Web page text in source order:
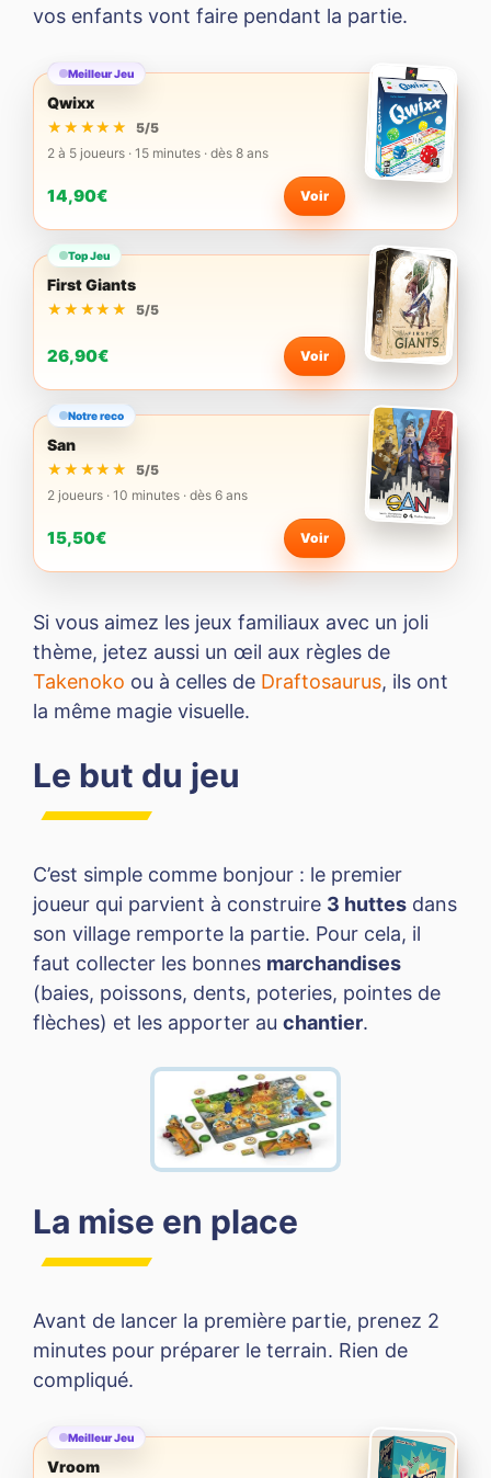
vos enfants vont faire pendant la partie.
Meilleur Jeu
Qwixx
★★★★★
★★★★★
5/5
2 à 5 joueurs · 15 minutes · dès 8 ans
14,90€ Voir
Top Jeu
First Giants
★★★★★
★★★★★ 5/5
26,90€ Voir
Notre reco
San
★★★★★
★★★★★
5/5
2 joueurs · 10 minutes · dès 6 ans
15,50€ Voir
Si vous aimez les jeux familiaux avec un joli
thème, jetez aussi un œil aux règles de
Takenoko ou à celles de Draftosaurus, ils ont
la même magie visuelle.
Le but du jeu
C’est simple comme bonjour : le premier
joueur qui parvient à construire 3 huttes dans
son village remporte la partie. Pour cela, il
faut collecter les bonnes marchandises
(baies, poissons, dents, poteries, pointes de
flèches) et les apporter au chantier.
La mise en place
Avant de lancer la première partie, prenez 2
minutes pour préparer le terrain. Rien de
compliqué.
Meilleur Jeu
Vroom